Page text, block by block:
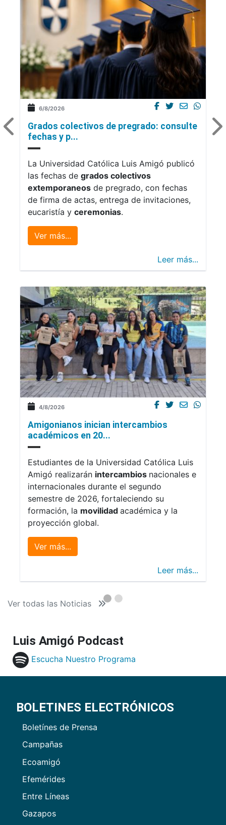
6/8/2026
Grados colectivos de pregrado: consulte
fechas y p...
La Universidad Católica Luis Amigó publicó
las fechas de grados colectivos
extemporaneos de pregrado, con fechas
de firma de actas, entrega de invitaciones,
eucaristía y ceremonias.
Ver más...
Leer más...
4/8/2026
Amigonianos inician intercambios
académicos en 20...
Estudiantes de la Universidad Católica Luis
Amigó realizarán intercambios nacionales e
internacionales durante el segundo
semestre de 2026, fortaleciendo su
formación, la movilidad académica y la
proyección global.
Ver más...
Leer más...
Ver todas las Noticias
Luis Amigó Podcast
Escucha Nuestro Programa
BOLETINES ELECTRÓNICOS
Boletínes de Prensa
Campañas
Ecoamigó
Efemérides
Entre Líneas
Gazapos